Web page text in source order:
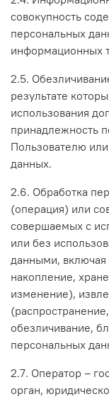
совокупность
персональных
информационных
2.5.
результате
использования
принадлежность
Пользователю
данных.
2.6. Обработка
(операция) или
совершаемых с
или без
данными, включая
накопление,
изменение),
обезличивание,
персональных
2.7. Оператор –
орган,